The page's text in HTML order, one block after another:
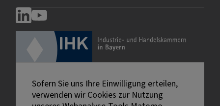
Sofern Sie uns Ihre Einwilligung erteilen,
verwenden wir Cookies zur Nutzung